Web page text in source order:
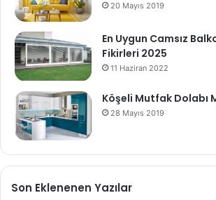
20 Mayıs 2019
En Uygun Camsız
Fikirleri 2025
11 Haziran 2022
Köşeli Mutfak Dolabı
28 Mayıs 2019
Son Eklenenen Yazılar